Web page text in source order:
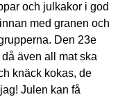
och julkakor i god
med granen och
Den 23e
även all mat ska
knäck kokas, de
Julen kan få